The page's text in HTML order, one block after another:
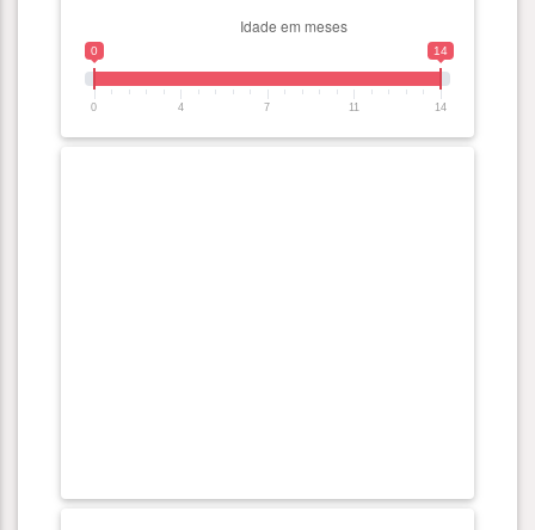
0 14
0 4 7 11 14